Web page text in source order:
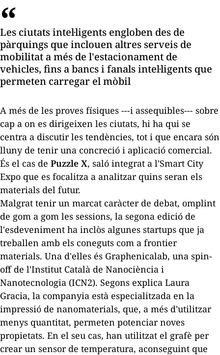
Les ciutats intel·ligents engloben des de
pàrquings que inclouen altres serveis de
mobilitat a més de l'estacionament de
vehicles, fins a bancs i fanals intel·ligents que
permeten carregar el mòbil
A més de les proves físiques ---i assequibles--- sobre
cap a on es dirigeixen les ciutats, hi ha qui se
centra a discutir les tendències, tot i que encara són
lluny de tenir una concreció i aplicació comercial.
És el cas de Puzzle X, saló integrat a l'Smart City
Expo que es focalitza a analitzar quins seran els
materials del futur.
Malgrat tenir un marcat caràcter de debat, omplint
de gom a gom les sessions, la segona edició de
l'esdeveniment ha inclòs algunes startups que ja
treballen amb els coneguts com a frontier
materials. Una d'elles és Graphenicalab, una spin-
offde l'Institut Català de Nanociència i
Nanotecnologia (ICN2). Segons explica Laura
Gracia, la companyia està especialitzada en la
impressió de nanomaterials, que, a més d'utilitzar
menys quantitat, permeten potenciar noves
propietats. En el seu cas, han utilitzat el grafè per
crear un sensor de temperatura, aconseguint que